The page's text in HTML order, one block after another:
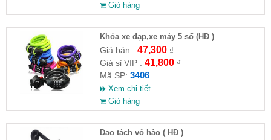
Giỏ hàng
Khóa xe đạp,xe máy 5 số (HĐ )
Giá bán : 47,300₫
Giá sỉ VIP : 41,800₫
Mã SP: 3406
Xem chi tiết
Giỏ hàng
Dao tách vỏ hào ( HĐ )